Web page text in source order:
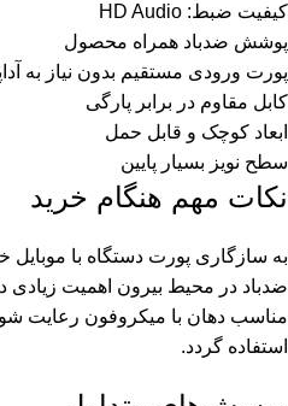
کیفیت ضبط: HD Audio
پوشش ضدباد همراه محصول
پورت ورودی مستقیم بدون نیاز به
کابل مقاوم در برابر پارگی
ابعاد کوچک و قابل حمل
سطح نویز بسیار پایین
نکات مهم هنگام خرید
به سازگاری پورت دستگاه با موبایل
ضدباد در محیط بیرون اهمیت زیادی
مناسب دهان با میکروفون رعایت
استفاده گردد.